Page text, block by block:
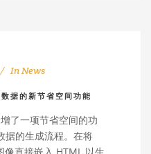
InNews
据的新节省空间功能
了一项节省空间的功
据的生成流程。在将